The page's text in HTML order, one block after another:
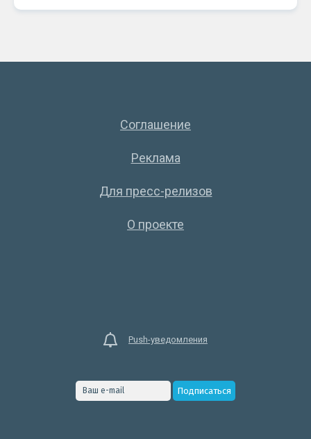
Соглашение
Реклама
Для пресс-релизов
О проекте
Push-уведомления